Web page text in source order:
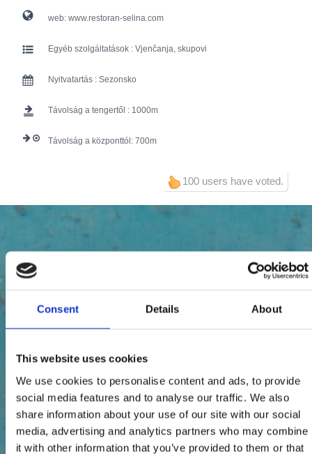
Consent Details About
This website uses cookies
We use cookies to personalise content and ads, to provide
social media features and to analyse our traffic. We also
share information about your use of our site with our social
media, advertising and analytics partners who may combine
it with other information that you’ve provided to them or that
web: www.restoran-selina.com
Egyéb szolgáltatások : Vjenčanja, skupovi
Nyitvatartás : Sezonsko
Távolság a tengertől : 1000
Távolság a központtól: 700
100 users have voted.